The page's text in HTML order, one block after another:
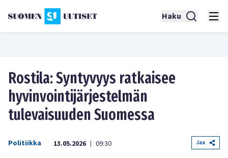
Haku
Rostila: Syntyvyys ratkaisee
hyvinvointijärjestelmän
tulevaisuuden Suomessa
Politiikka 13.05.2026 | 09:30 Jaa